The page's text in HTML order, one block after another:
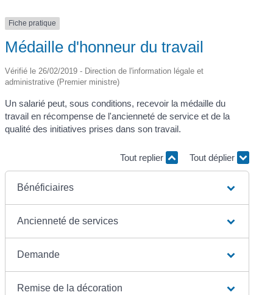
Fiche pratique
Médaille d'honneur du travail
Vérifié le 26/02/2019 - Direction de l'information légale et
administrative (Premier ministre)
Un salarié peut, sous conditions, recevoir la médaille du
travail en récompense de l'ancienneté de service et de la
qualité des initiatives prises dans son travail.
Tout replier Tout déplier
Bénéficiaires
Ancienneté de services
Demande
Remise de la décoration